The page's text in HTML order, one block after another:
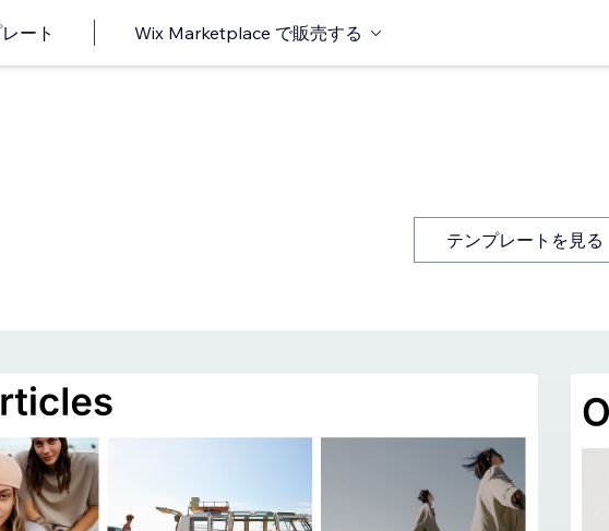
ート Wix Marketplace で販売する
テンプレートを見る